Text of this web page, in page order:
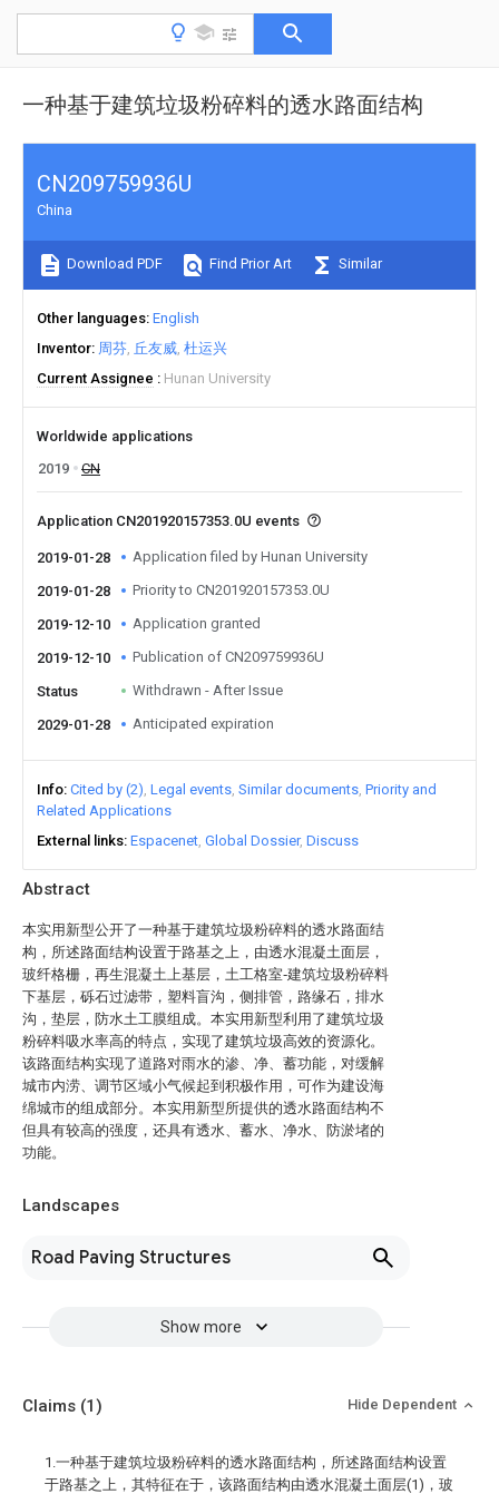
一种基于建筑垃圾粉碎料的透水路面结构
Abstract
本实用新型公开了一种基于建筑垃圾粉碎料的透水路面结
构，所述路面结构设置于路基之上，由透水混凝土面层，
玻纤格栅，再生混凝土上基层，土工格室‑建筑垃圾粉碎料
下基层，砾石过滤带，塑料盲沟，侧排管，路缘石，排水
沟，垫层，防水土工膜组成。本实用新型利用了建筑垃圾
粉碎料吸水率高的特点，实现了建筑垃圾高效的资源化。
该路面结构实现了道路对雨水的渗、净、蓄功能，对缓解
城市内涝、调节区域小气候起到积极作用，可作为建设海
绵城市的组成部分。本实用新型所提供的透水路面结构不
但具有较高的强度，还具有透水、蓄水、净水、防淤堵的
功能。
Landscapes
Road Paving Structures
Show more
CN209759936U
China
Download PDF Find Prior Art Similar
Other languages English
Inventor 周芬 丘友威 杜运兴
Current Assignee
Hunan University
Worldwide applications
2019
CN
Application CN201920157353.0U events
2019-01-28 Application filed by Hunan University
2019-01-28 Priority to CN201920157353.0U
2019-12-10 Application granted
2019-12-10 Publication of CN209759936U
Status Withdrawn - After Issue
2029-01-28 Anticipated expiration
Info Cited by (2) Legal events Similar documents Priority and
Related Applications
External links Espacenet Global Dossier Discuss
Claims (1) Hide Dependent
1.一种基于建筑垃圾粉碎料的透水路面结构，所述路面结构设置
于路基之上，其特征在于，该路面结构由透水混凝土面层(1)，玻